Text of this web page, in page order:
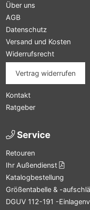
Über uns
AGB
Datenschutz
Versand und Kosten
Widerrufsrecht
Vertrag widerrufen
Kontakt
Ratgeber
Service
Retouren
Ihr Außendienst
Katalogbestellung
Größentabelle & -
DGUV 112-191 -